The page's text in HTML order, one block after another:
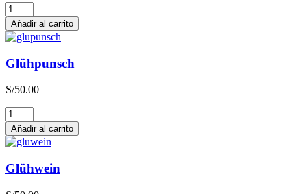
Relax
Zero
Chardonnay
cantidad
Añadir al carrito
Glühpunsch
S/50.00
Glühpunsch
cantidad
Añadir al carrito
Glühwein